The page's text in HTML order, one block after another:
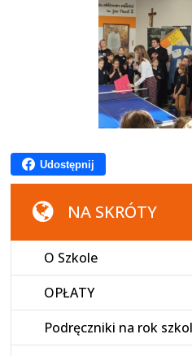
Udostępnij
NA SKRÓTY
O Szkole
OPŁATY
Podręczniki na rok